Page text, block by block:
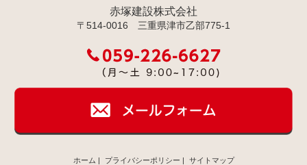
赤塚建設株式会社
〒514-0016 三重県津市乙部775-1
ホーム | プライバシーポリシー | サイトマップ